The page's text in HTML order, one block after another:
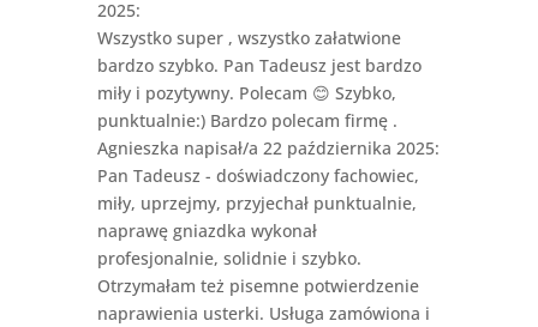
2025:
Wszystko super , wszystko załatwione
bardzo szybko. Pan Tadeusz jest bardzo
miły i pozytywny. Polecam 😊 Szybko,
punktualnie:) Bardzo polecam firmę .
Agnieszka napisał/a 22 października 2025:
Pan Tadeusz - doświadczony fachowiec,
miły, uprzejmy, przyjechał punktualnie,
naprawę gniazdka wykonał
profesjonalnie, solidnie i szybko.
Otrzymałam też pisemne potwierdzenie
naprawienia usterki. Usługa zamówiona i